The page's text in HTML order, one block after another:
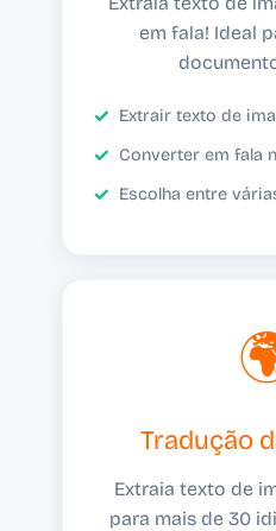
em fala! Ideal
Extrair texto de
Converter em fala
Escolha entre
Tradução
Extraia texto de
para mais de 30